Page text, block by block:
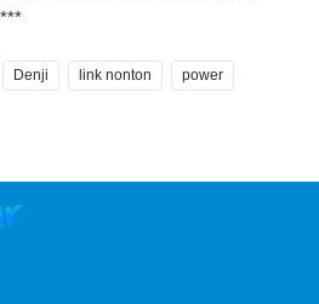
Denji link nonton power